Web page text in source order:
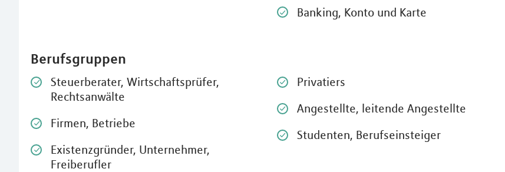
Banking, Konto und Karte
Berufsgruppen
Steuerberater, Wirtschaftsprüfer,
Rechtsanwälte
Firmen, Betriebe
Existenzgründer, Unternehmer,
Freiberufler
Privatiers
Angestellte, leitende Angestellte
Studenten, Berufseinsteiger